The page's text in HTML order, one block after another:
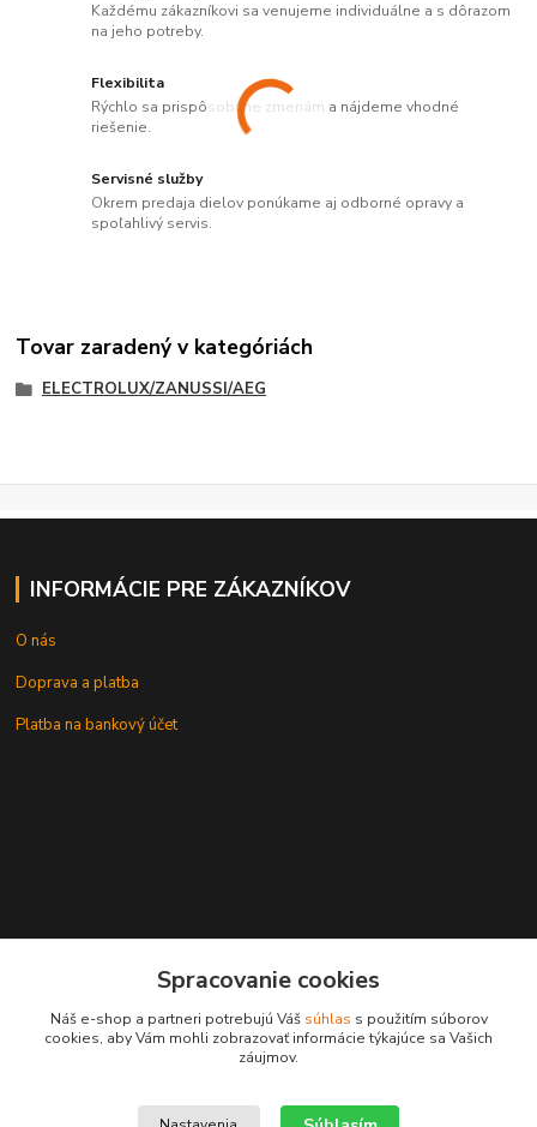
Každému zákazníkovi sa venujeme individuálne a s dôrazom
na jeho potreby.
Flexibilita
Rýchlo sa prispôsobíme zmenám a nájdeme vhodné
riešenie.
Servisné služby
Okrem predaja dielov ponúkame aj odborné opravy a
spoľahlivý servis.
Tovar zaradený v kategóriách
ELECTROLUX/ZANUSSI/AEG
INFORMÁCIE PRE ZÁKAZNÍKOV
O nás
Doprava a platba
Platba na bankový účet
leksunsro@gmail.com
Spracovanie cookies
Náš e-shop a partneri potrebujú Váš súhlas s použitím súborov
cookies, aby Vám mohli zobrazovať informácie týkajúce sa Vašich
záujmov.